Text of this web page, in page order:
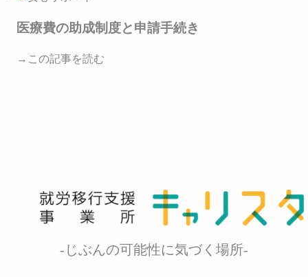
医療費の助成制度と申請手続き
→この記事を読む
-じぶんの可能性に気づく場所-